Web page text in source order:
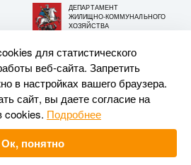
ДЕПАРТАМЕНТ
ЖИЛИЩНО-КОММУНАЛЬНОГО
ХОЗЯЙСТВА
использовании материалов
—Upriver
для статистического
веб-сайта. Запретить
в настройках вашего браузера.
сайт, вы даете согласие на
cookies. Подробнее
Ок, понятно